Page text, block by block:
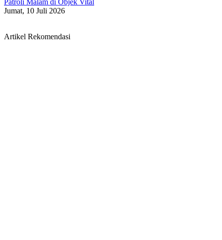
Patroli Malam di Objek Vital
Jumat, 10 Juli 2026
Artikel Rekomendasi